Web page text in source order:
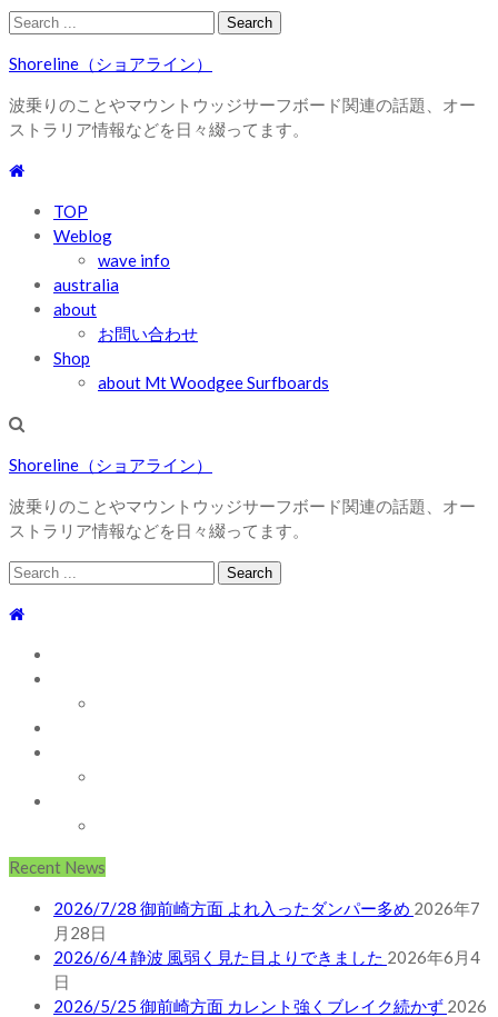
Skip
navigation
Skip
content
Search
Shoreline（ショアライン）
波乗りのことやマウントウッジサーフボード関連の話題、オー
ストラリア情報などを日々綴ってます。
TOP
Weblog
wave info
australia
about
お問い合わせ
Shop
about Mt Woodgee Surfboards
Shoreline（ショアライン）
波乗りのことやマウントウッジサーフボード関連の話題、オー
ストラリア情報などを日々綴ってます。
Search
Recent News
2026/7/28 御前崎方面 よれ入ったダンパー多め 2026年7
月28日
2026/6/4 静波 風弱く見た目よりできました 2026年6月4
日
2026/5/25 御前崎方面 カレント強くブレイク続かず 2026